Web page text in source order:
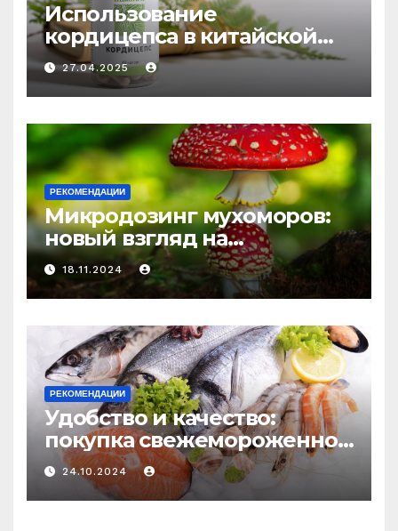
Использование
кордицепса в китайской
медицине: природное
средство против усталости
и истощения
27.04.2025
РЕКОМЕНДАЦИИ
Микродозинг мухоморов:
новый взгляд на
психоделику
18.11.2024
РЕКОМЕНДАЦИИ
Удобство и качество:
покупка свежемороженной
рыбы онлайн
24.10.2024